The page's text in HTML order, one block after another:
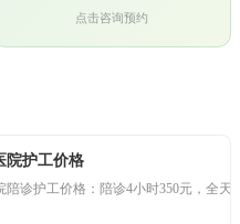
点击咨询预约
院护工价格
陪诊护工价格：陪诊4小时350元，全天